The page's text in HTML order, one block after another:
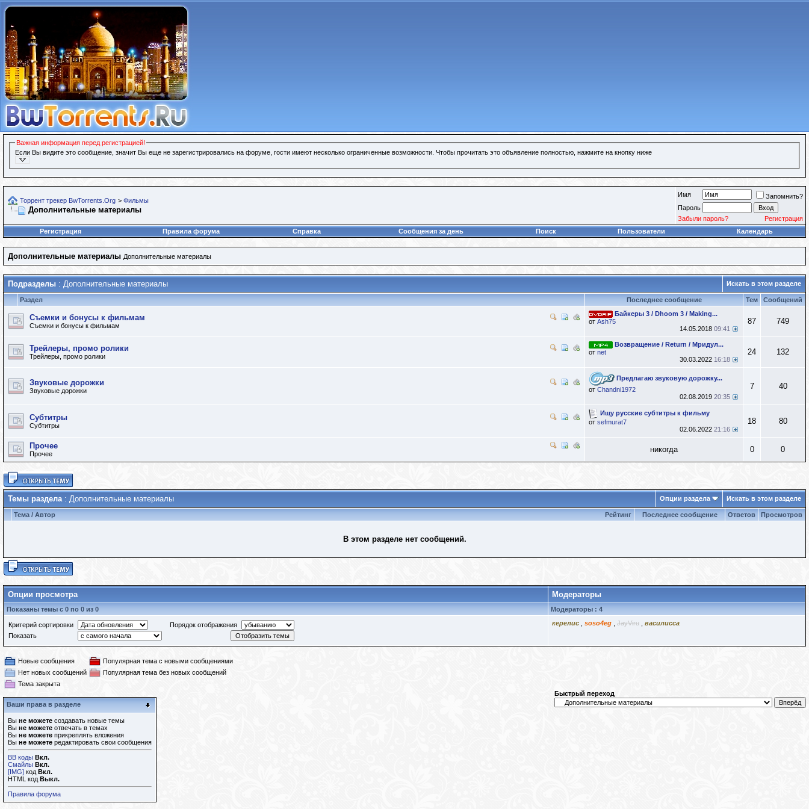
Важная информация перед регистрацией!
Если Вы видите это сообщение, значит Вы еще не зарегистрировались на форуме, гости имеют несколько ограниченные возможности. Чтобы прочитать это объявление полностью, нажмите на кнопку ниже
Торрент трекер BwTorrents.Org > Фильмы
Дополнительные материалы
Имя
Запомнить?
Пароль
Забыли пароль?
Регистрация
Регистрация
Правила форума Справка Сообщения за день Поиск Пользователи Календарь
Дополнительные материалы Дополнительные материалы
Подразделы : Дополнительные материалы Искать в этом разделе
Раздел Последнее сообщение Тем Сообщений
Съемки и бонусы к фильмам
Съемки и бонусы к фильмам
Байкеры 3 / Dhoom 3 / Making...
от Ash75
14.05.2018 09:41
87 749
Трейлеры, промо ролики
Трейлеры, промо ролики
Возвращение / Return / Мридул...
от net
30.03.2022 16:18
24 132
Звуковые дорожки
Звуковые дорожки
Предлагаю звуковую дорожку...
от Chandni1972
02.08.2019 20:35
7 40
Субтитры
Субтитры
Ищу русские субтитры к фильму
от sefmurat7
02.06.2022 21:16
18 80
Прочее
Прочее никогда 0 0
Темы раздела: Дополнительные материалы Опции раздела Искать в этом разделе
Рейтинг
Тема / Автор Последнее сообщение Ответов Просмотров
В этом разделе нет сообщений.
Опции просмотра Модераторы
Показаны темы с 0 по 0 из 0 Модераторы : 4
Критерий сортировки
Порядок отображения
Показать
керелис soso4eg JayViru василисса
Новые сообщения
Популярная тема с новыми сообщениями
Нет новых сообщений
Популярная тема без новых сообщений
Тема закрыта
Ваши права в разделе
Вы не можете создавать новые темы
Вы не можете отвечать в темах
Вы не можете прикреплять вложения
Вы не можете редактировать свои сообщения
BB коды Вкл.
Смайлы Вкл.
[IMG] код Вкл.
HTML код Выкл.
Правила форума
Быстрый переход